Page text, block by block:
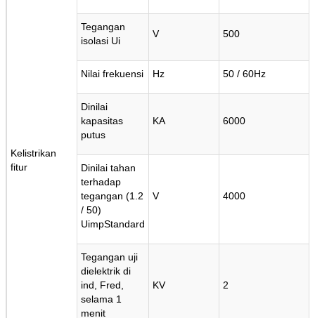
Kelistrikan
fitur
Tegangan
isolasi Ui
V 500
Nilai frekuensi Hz 50 / 60Hz
Dinilai
kapasitas
putus
KA 6000
Dinilai tahan
terhadap
tegangan (1.2
/ 50)
UimpStandard
V 4000
Tegangan uji
dielektrik di
ind, Fred,
selama 1
menit
KV 2